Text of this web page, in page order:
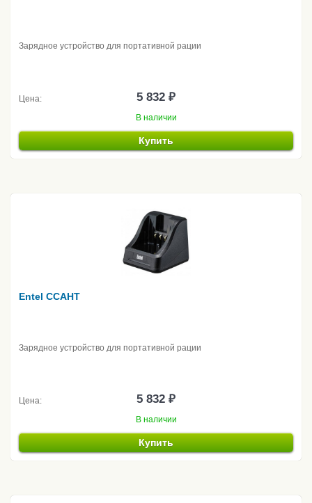
Зарядное устройство для портативной рации
Цена: 5 832 ₽
В наличии
Купить
Entel CCAHT
Зарядное устройство для портативной рации
Цена: 5 832 ₽
В наличии
Купить